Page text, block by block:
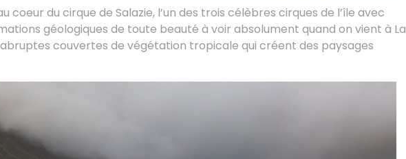
coeur du cirque de Salazie, l’un des trois célèbres cirques de l’île avec
géologiques de toute beauté à voir absolument quand on vient à La
abruptes couvertes de végétation tropicale qui créent des paysages